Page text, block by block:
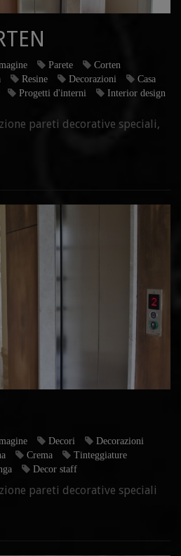
Parete
Corten
Resine Decorazioni
Casa
Progetti d'interni
Interior design
pareti decorative speciali,
Decori
Decorazioni
Crema
Tinteggiature
Decor staff
pareti decorative speciali